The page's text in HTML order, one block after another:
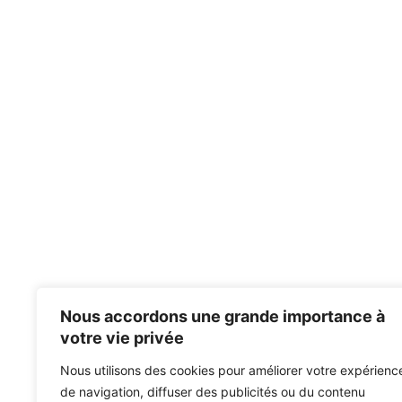
Nous accordons une grande importance à
votre vie privée
Nous utilisons des cookies pour améliorer votre
de navigation, diffuser des publicités ou du contenu